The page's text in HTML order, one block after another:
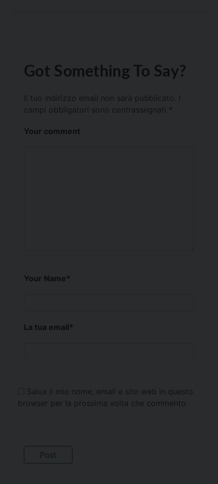
Got Something To Say?
Il tuo indirizzo email non sarà pubblicato.
campi obbligatori sono contrassegnati *
Your comment
Your Name*
La tua email*
Salva il mio nome, email e sito web in questo
browser per la prossima volta che commento.